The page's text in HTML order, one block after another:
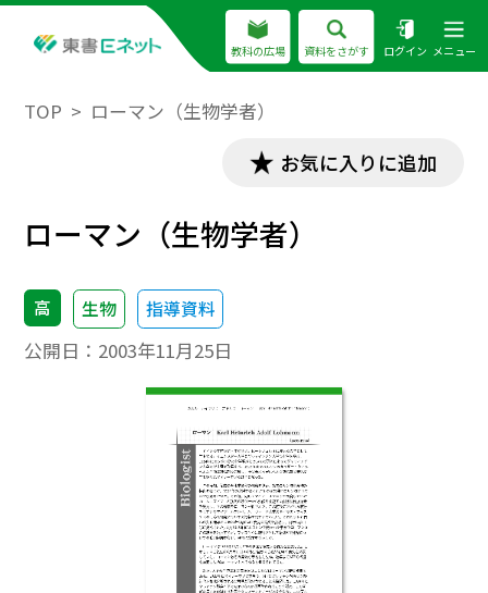
教科の広場 資料をさがす ログイン メニュー
TOP ローマン（生物学者）
お気に入りに追加
ローマン（生物学者）
高 生物 指導資料
公開日： 2003年11月25日